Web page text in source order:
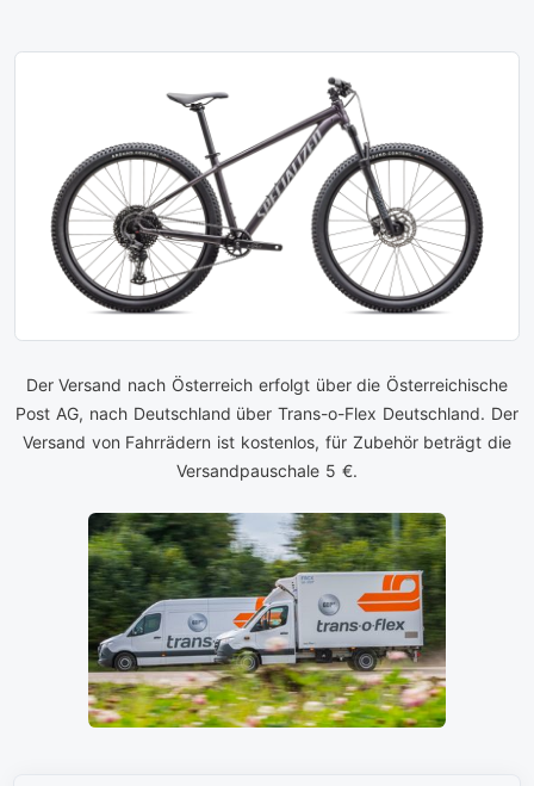
Der Versand nach Österreich erfolgt über die Österreichische
Post AG, nach Deutschland über Trans-o-Flex Deutschland. Der
Versand von Fahrrädern ist kostenlos, für Zubehör beträgt die
Versandpauschale 5 €.